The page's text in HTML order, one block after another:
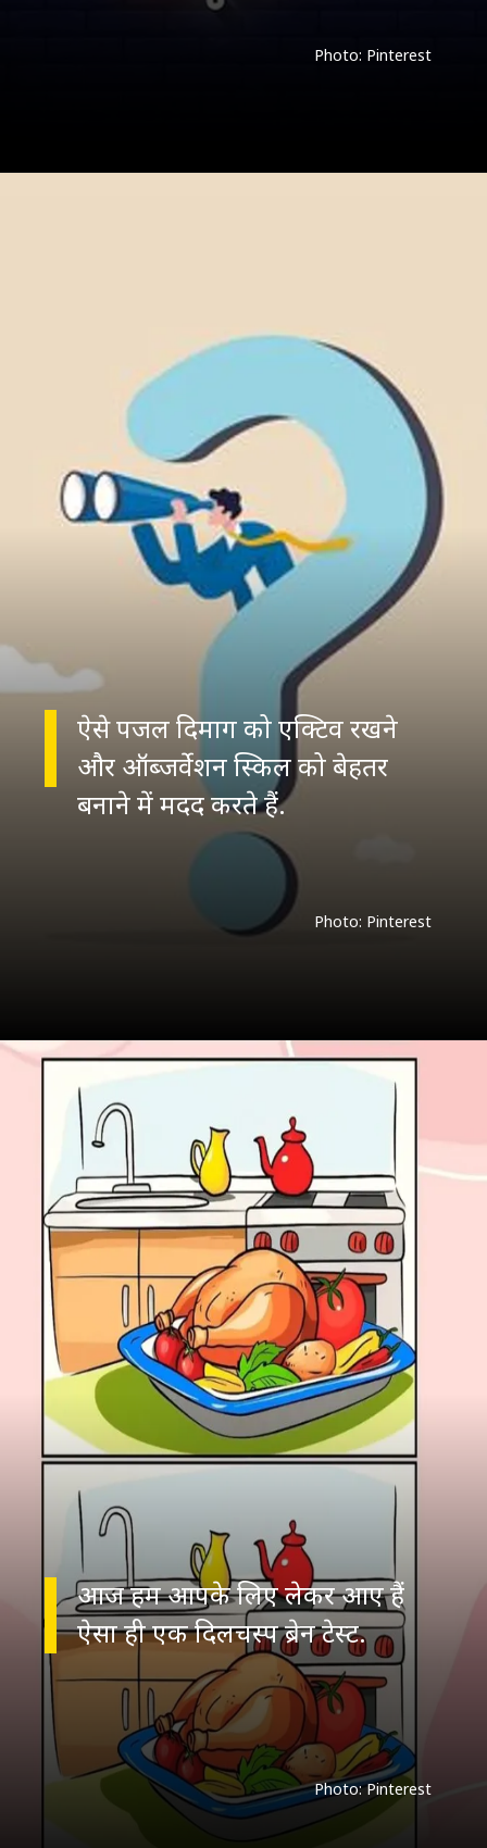
Photo: Pinterest
ऐसे पजल दिमाग को एक्टिव रखने
और ऑब्जर्वेशन स्किल को बेहतर
बनाने में मदद करते हैं.
Photo: Pinterest
आज हम आपके लिए लेकर आए हैं
ऐसा ही एक दिलचस्प ब्रेन टेस्ट.
Photo: Pinterest